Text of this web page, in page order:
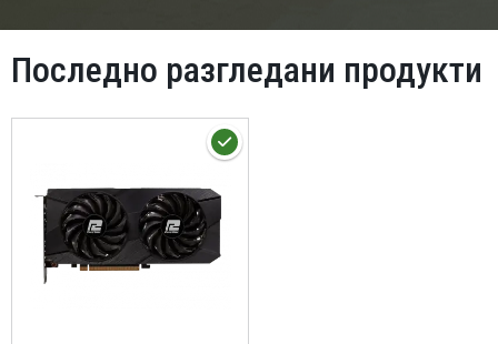
Последно разгледани продукти